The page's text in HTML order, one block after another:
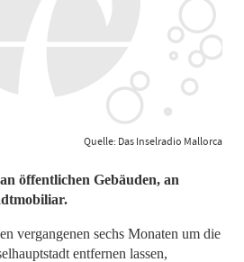
Quelle: Das Inselradio Mallorca
öffentlichen Gebäuden, an
vergangenen sechs Monaten um die
entfernen lassen,